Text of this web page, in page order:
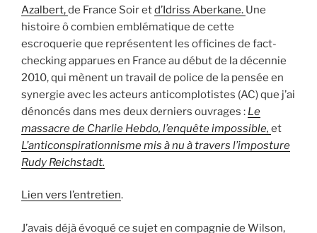
Azalbert,de France Soir etd’Idriss Aberkane. Une
histoire ô combien emblématique de cette
escroquerie que représentent les officines de fact-
checking apparues en France au début de la décennie
2010, qui mènent un travail de police de la pensée en
synergie avec les acteurs anticomplotistes (AC) que j’ai
dénoncés dans mes deux derniers ouvrages : Le
massacre de Charlie Hebdo, l’enquête impossible, et
L’anticonspirationnisme mis à nu à travers l’imposture
Rudy Reichstadt.
Lien vers l’entretien.
J’avais déjà évoqué ce sujet en compagnie de Wilson,